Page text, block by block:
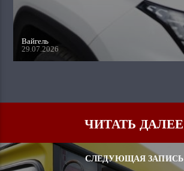
Вайгель
29.07.2026
ЧИТАТЬ ДАЛЕЕ
СЛЕДУЮЩАЯ ЗАПИСЬ